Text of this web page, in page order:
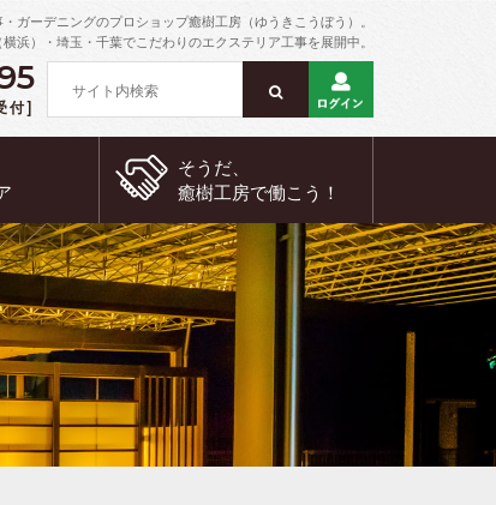
ガーデニングのプロショップ癒樹工房（ゆうきこうぼう）。
浜）・埼玉・千葉でこだわりのエクステリア工事を展開中。
付]
そうだ、
癒樹工房で働こう！